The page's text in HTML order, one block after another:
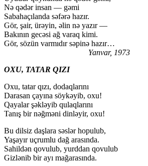
Nə qədər insan — gəmi
Sabahaçılanda səfərə hazır.
Gör, şair, ürəyin, əlin nə yazır —
Bakının gecəsi ağ varaq kimi.
Gör, sözün varmıdır səpinə hazır…
Yanvar, 1973
OXU, TATAR QIZI
Oxu, tatar qızı, dodaqlarını
Darasan çayına söykəyib, oxu!
Qayalar şəkləyib qulaqlarını
Tanış bir nəğməni dinləyir, oxu!
Bu dilsiz daşlara səslər hopulub,
Yaşayır uçrumlu dağ arasında.
Sahildən qovulub, yurddan qovulub
Gizlənib bir ayı mağarasında.